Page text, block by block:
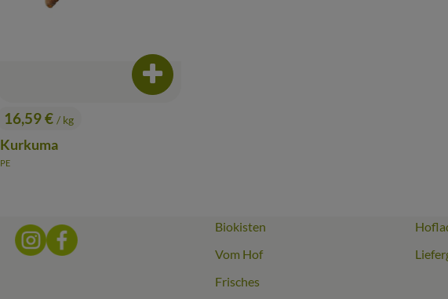
, Preis:
16,59 € / kg
Kurkuma
, Herkunft:
PE
Produkt zum Warenkorb hinzufügen
Externer Link zu https://www.instagram.com/biomitter_biohof/
Externer Link zu https://www.facebook.com/biomitter.biohof/
Biokisten
Vom Hof
Frisches